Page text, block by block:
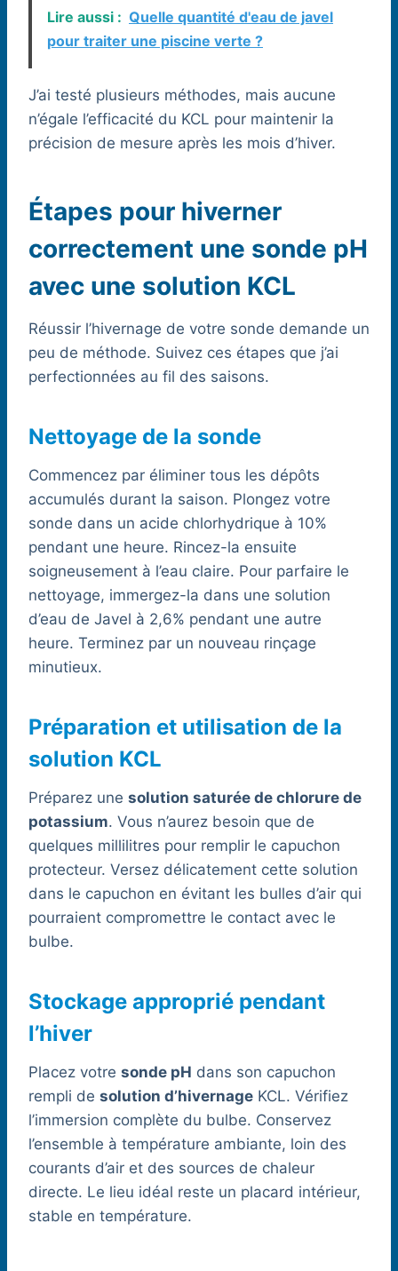
Lire aussi : Quelle quantité d'eau de javel
pour traiter une piscine verte ?
J’ai testé plusieurs méthodes, mais aucune
n’égale l’efficacité du KCL pour maintenir la
précision de mesure après les mois d’hiver.
Étapes pour hiverner
correctement une sonde pH
avec une solution KCL
Réussir l’hivernage de votre sonde demande un
peu de méthode. Suivez ces étapes que j’ai
perfectionnées au fil des saisons.
Nettoyage de la sonde
Commencez par éliminer tous les dépôts
accumulés durant la saison. Plongez votre
sonde dans un acide chlorhydrique à 10%
pendant une heure. Rincez-la ensuite
soigneusement à l’eau claire. Pour parfaire le
nettoyage, immergez-la dans une solution
d’eau de Javel à 2,6% pendant une autre
heure. Terminez par un nouveau rinçage
minutieux.
Préparation et utilisation de la
solution KCL
Préparez une solution saturée de chlorure de
potassium. Vous n’aurez besoin que de
quelques millilitres pour remplir le capuchon
protecteur. Versez délicatement cette solution
dans le capuchon en évitant les bulles d’air qui
pourraient compromettre le contact avec le
bulbe.
Stockage approprié pendant
l’hiver
Placez votre sonde pH dans son capuchon
rempli de solution d’hivernage KCL. Vérifiez
l’immersion complète du bulbe. Conservez
l’ensemble à température ambiante, loin des
courants d’air et des sources de chaleur
directe. Le lieu idéal reste un placard intérieur,
stable en température.